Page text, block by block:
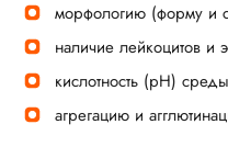
морфологию (форму и
наличие лейкоцитов и
кислотность (pH)
агрегацию и